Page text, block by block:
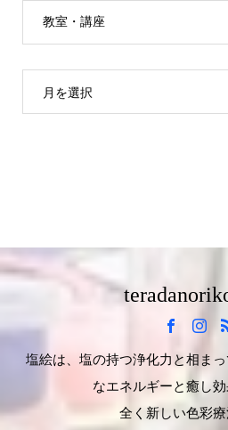
教室・講座
月を選択
塩絵は、塩の持つ浄化力と相ま
なエネルギーと癒し効
全く新しい色彩療